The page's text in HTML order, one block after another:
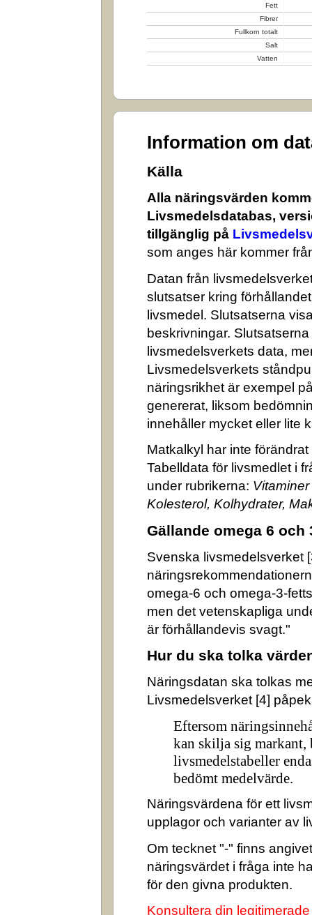
Fett
Fibrer
Fullkorn totalt
Salt
Vatten
Information om
Källa
Alla näringsvärden
Livsmedelsdatabas,
tillgänglig på
som anges här kommer
Datan från
slutsatser kring
livsmedel. Slutsatserna
beskrivningar.
livsmedelsverkets data,
Livsmedelsverkets
näringsrikhet är exempel
genererat, liksom
innehåller mycket eller lite
Matkalkyl har inte
Tabelldata för livsmedlet i
under rubrikerna:
Kolesterol, Kolhydrater,
Gällande omega 6 och
Svenska livsmedelsverket
omega-6 och omega-3-
men det vetenskapliga
är förhållandevis svagt."
Hur du ska tolka
Näringsdatan ska tolkas
Livsmedelsverket [4]
Eftersom
kan skilja sig markant,
livsmedelstabeller
bedömt medelvärde.
Näringsvärdena för ett
upplagor och varianter av
Om tecknet "-" finns
näringsvärdet i fråga inte
för den givna produkten.
Konsultera din